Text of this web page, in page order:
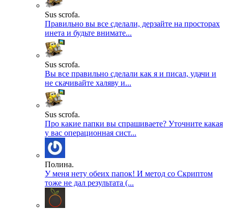
Sus scrofa.
Правильно вы все сделали, дерзайте на просторах
инета и будьте внимате...
Sus scrofa.
Вы все правильно сделали как я и писал, удачи и
не скачивайте халяву и...
Sus scrofa.
Про какие папки вы спрашиваете? Уточните какая
у вас операционная сист...
Полина.
У меня нету обеих папок! И метод со Скриптом
тоже не дал результата (...